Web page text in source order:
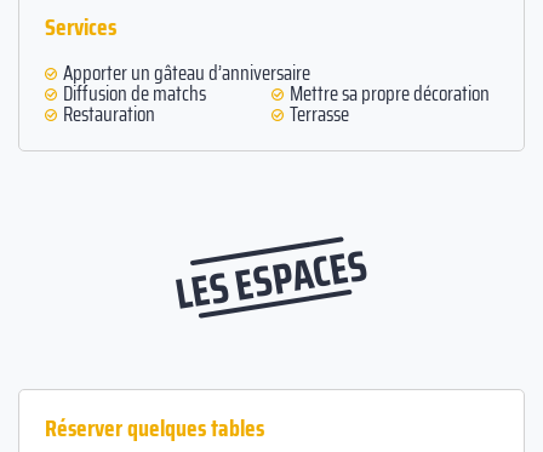
Services
Apporter un gâteau d’anniversaire
Diffusion de matchs Mettre sa propre décoration
Restauration Terrasse
LES ESPACES
Réserver quelques tables